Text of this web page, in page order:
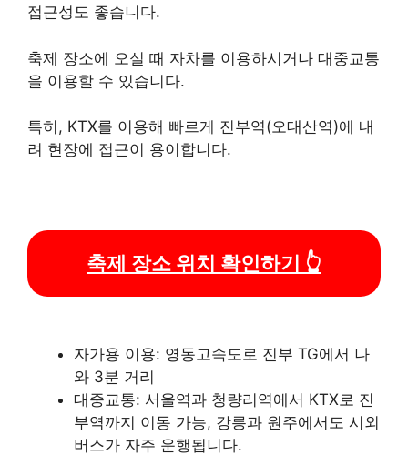
접근성도 좋습니다.
축제 장소에 오실 때 자차를 이용하시거나 대중교통
을 이용할 수 있습니다.
특히, KTX를 이용해 빠르게 진부역(오대산역)에 내
려 현장에 접근이 용이합니다.
축제 장소 위치 확인하기 👆
자가용 이용: 영동고속도로 진부 TG에서 나
와 3분 거리
대중교통: 서울역과 청량리역에서 KTX로 진
부역까지 이동 가능, 강릉과 원주에서도 시외
버스가 자주 운행됩니다.